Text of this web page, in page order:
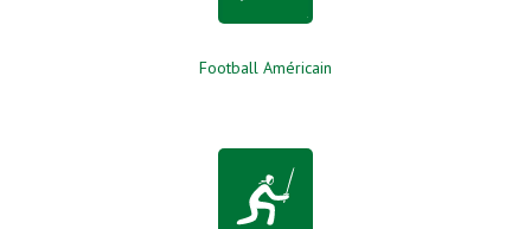
Football Américain